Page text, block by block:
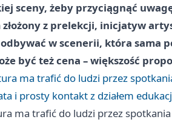
sceny, żeby przyciągnąć
z prelekcji, inicjatyw
w scenerii, która sama
być też cena – większość
ma trafić do ludzi przez
i prosty kontakt z działem
ma trafić do ludzi przez